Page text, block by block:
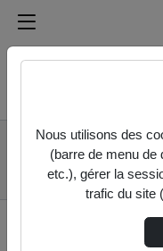
Rechercher un
Accueil
Vidéos
Philippe Saunier :
Risques
environnementaux.…
Nous utilisons des
(barre de menu de
etc.), gérer la
trafic du site